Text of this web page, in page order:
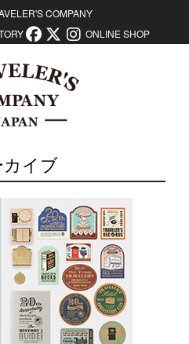
COMPANY
ONLINE SHOP
カイブ